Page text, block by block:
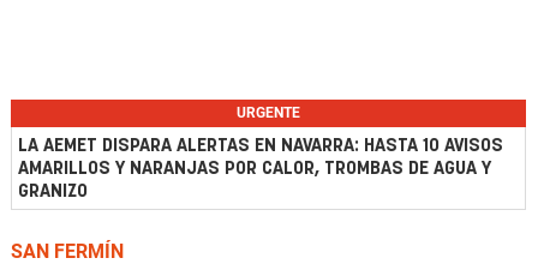
URGENTE
LA AEMET DISPARA ALERTAS EN NAVARRA: HASTA 10 AVISOS
AMARILLOS Y NARANJAS POR CALOR, TROMBAS DE AGUA Y
GRANIZO
SAN FERMÍN